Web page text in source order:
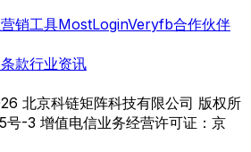
销工具MostLoginVeryfb合作伙伴
款行业资讯
北京科链矩阵科技有限公司 版权所
号-3 增值电信业务经营许可证：京